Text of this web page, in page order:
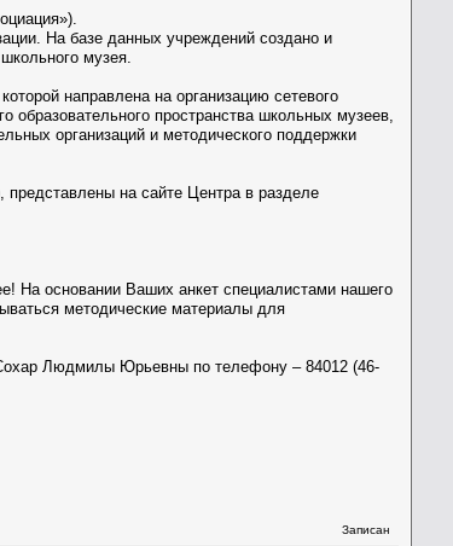
На базе данных учреждений создано и
музея.
направлена на организацию сетевого
пространства школьных музеев,
организаций и методического поддержки
представлены на сайте Центра в разделе
На основании Ваших анкет специалистами нашего
методические материалы для
Людмилы Юрьевны по телефону – 84012 (46-
Записан